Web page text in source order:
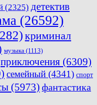
(2325) детектив
(26592)
криминал
музыка (1113)
приключения (6309)
семейный (4341) спорт
(5973) фантастика